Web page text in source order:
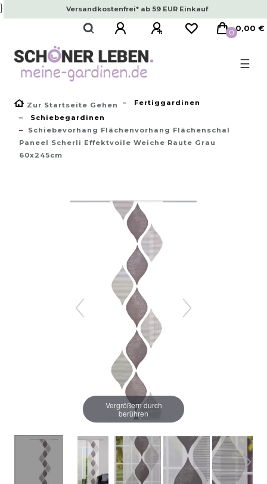
} Versandkostenfrei* ab 59 EUR Einkauf
0 0,00 €
☰
Zur Startseite Gehen
Fertiggardinen
Schiebegardinen
Schiebevorhang Flächenvorhang Flächenschal
Paneel Scherli Effektvoile Weiche Raute Grau
60x245cm
Vergrößern durch
berühren